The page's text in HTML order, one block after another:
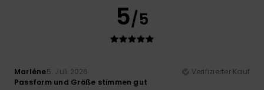
5/5
Marléne5. Juli 2026
Verifizierter Kauf
Passform und Größe stimmen gut